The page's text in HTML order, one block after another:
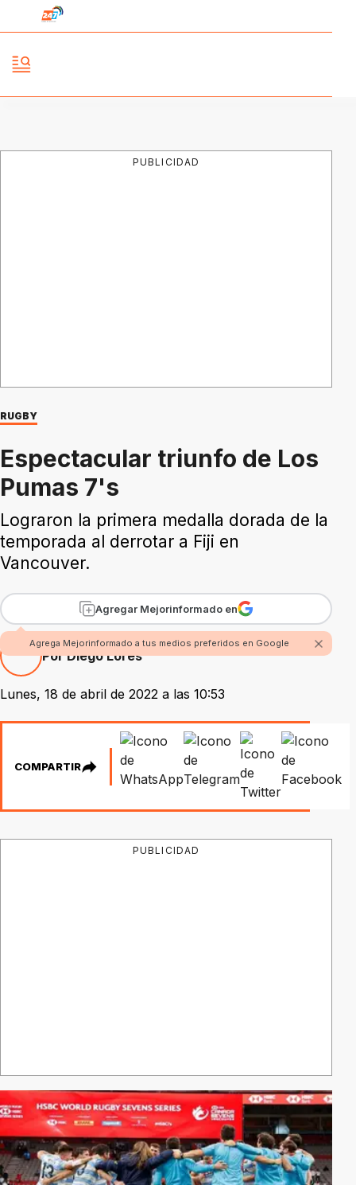
PUBLICIDAD
RUGBY
Espectacular triunfo de Los
Pumas 7's
Lograron la primera medalla dorada de la
temporada al derrotar a Fiji en
Vancouver.
Agregar Mejorinformado en
Agrega Mejorinformado a tus medios preferidos en Google
Por Diego Lores
Lunes, 18 de abril de 2022 a las 10:53
COMPARTIR
PUBLICIDAD